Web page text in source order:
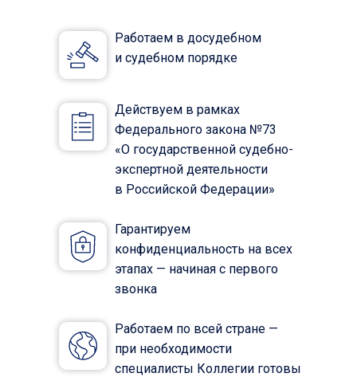
Работаем в досудебном
и судебном порядке
Гарантируем
конфиденциальность на всех
этапах — начиная с первого
звонка
Действуем в рамках
Федерального закона №73
«О государственной судебно-
экспертной деятельности
в Российской Федерации»
Работаем по всей стране —
при необходимости
специалисты Коллегии готовы